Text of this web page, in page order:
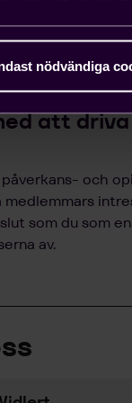
nödvändiga
är ett
EU-
på tio
att
och
medlemmars
som du som
av.